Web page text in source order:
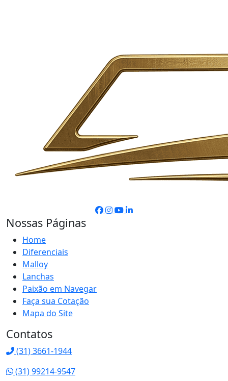
Nossas Páginas
Home
Diferenciais
Malloy
Lanchas
Paixão em Navegar
Faça sua Cotação
Mapa do Site
Contatos
(31) 3661-1944
(31) 99214-9547